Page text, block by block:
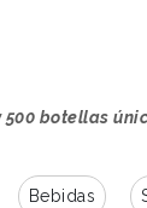
500 botellas
Bebidas